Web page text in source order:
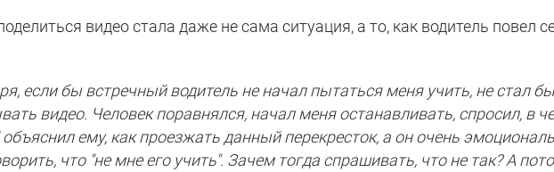
видео стала даже не сама ситуация, а то, как водитель повел
если бы встречный водитель не начал пытаться меня учить, не стал
видео. Человек поравнялся, начал меня останавливать, спросил, в
ему, как проезжать данный перекресток, а он очень
что "не мне его учить". Зачем тогда спрашивать, что не так? А